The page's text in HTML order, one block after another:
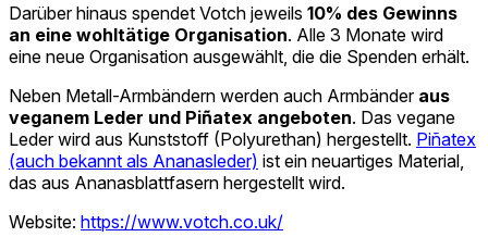
Darüber hinaus spendet Votch jeweils 10% des Gewinns
an eine wohltätige Organisation. Alle 3 Monate wird
eine neue Organisation ausgewählt, die die Spenden erhält.
Neben Metall-Armbändern werden auch Armbänder aus
veganem Leder und Piñatex angeboten. Das vegane
Leder wird aus Kunststoff (Polyurethan) hergestellt. Piñatex
(auch bekannt als Ananasleder) ist ein neuartiges Material,
das aus Ananasblattfasern hergestellt wird.
Website: https://www.votch.co.uk/